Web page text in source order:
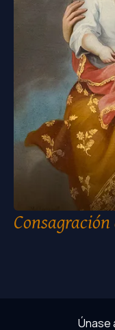
Consagración
Únase